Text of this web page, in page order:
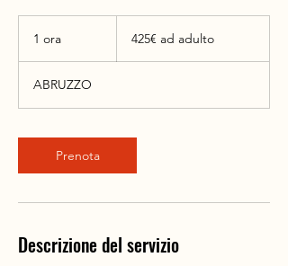
1 ora
adulto425€ ad adulto
ABRUZZO
Prenota
Descrizione del servizio